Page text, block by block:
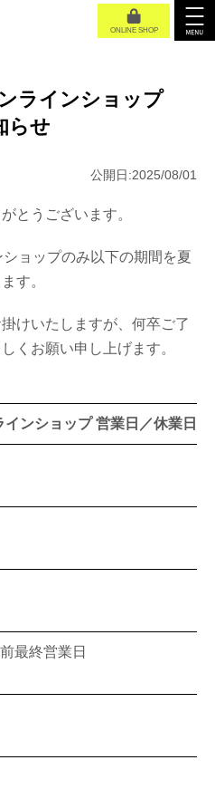
ONLINE SHOP
ラインショップ
らせ
公開日:2025/08/01
とうございます。
ョップのみ以下の期間を夏
す。
けいたしますが、何卒ご了
くお願い申し上げます。
インショップ 営業日／休業日
最終営業日